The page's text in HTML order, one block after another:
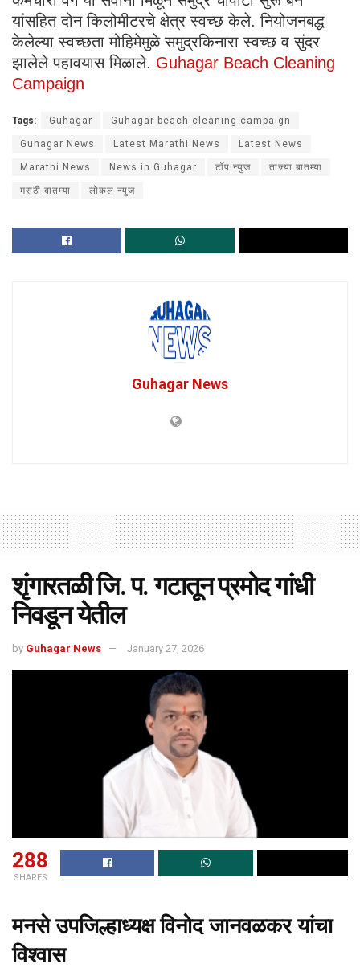
यांसहित दोन किलोमीटरचे क्षेत्र स्वच्छ केले. नियोजनबद्ध
केलेल्या स्वच्छता मोहिमेमुळे समुद्रकिनारा स्वच्छ व सुंदर
झालेले पहावयास मिळाले. Guhagar Beach Cleaning
Campaign
Tags: Guhagar Guhagar beach cleaning campaign
Guhagar News Latest Marathi News Latest News
Marathi News News in Guhagar टॉप न्युज ताज्या बातम्या
मराठी बातम्या लोकल न्युज
Guhagar News
शृंगारतळी जि. प. गटातून प्रमोद गांधी
निवडून येतील
by Guhagar News January 27, 2026
288
SHARES
मनसे उपजिल्हाध्यक्ष विनोद जानवळकर यांचा
विश्वास